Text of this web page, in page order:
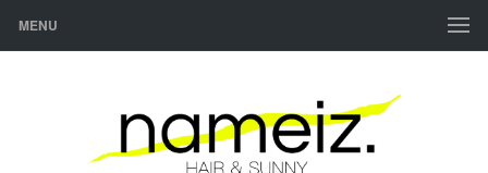
MENU